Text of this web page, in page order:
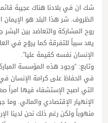
شك ان في بلادنا هناك عجيبة
الظروف. شر هذا البلد هو الإيمان
روح المشاركة والتعاضد بين البشر
يعد سبباً للتفرقة كما يروّج في
الإنسان نفسه كقيمة عليا”.
وتابع: “وجود هذه المؤسسة
في الحفاظ على كرامة الإنسان
التي اصبح الإستشفاء فيها امراً
الإنهيار الإقتصادي والمالي.
منهوباً ولكن رغم ذلك نحن لدينا